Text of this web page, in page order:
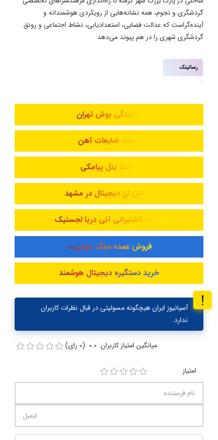
گردشگری و نجوم، همه نشانه‌هایی از رویکردی هوشمندانه و
آینده‌گراست که عدالت فضایی، استعدادیابی، نشاط اجتماعی و رونق
گردشگری شهری را در هم پیوند می‌دهد
رسالینک
نمایندگی بوش تهران
قیمت ضایعات آهن
سایت پنل پیامکی
آموزش ارز دیجیتال در مشهد
شرکت کشتیرانی آنی دریا لجستیک
فروش عمده سنگ مرمریت
خرید دستگیره دیجیتال هوشمند
آسیانیوز ایران هیچگونه مسولیتی در قبال نظرات کاربران
ندارد.
میانگین امتیاز کاربران: 0.0 (0 رای)
امتیاز